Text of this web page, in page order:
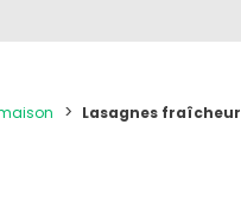
Lasagnes fraîcheur